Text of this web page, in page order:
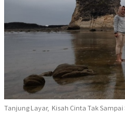
Tanjung Layar, Kisah Cinta Tak